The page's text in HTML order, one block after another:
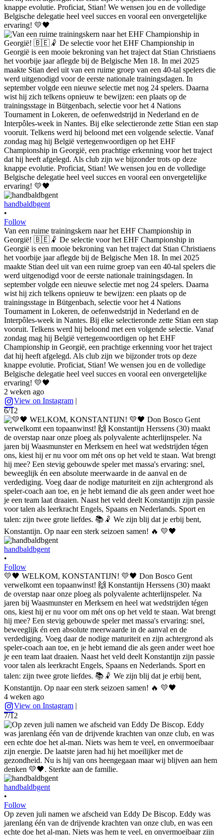
handbaldbgent
•
Follow
Van een ruime trainingskern naar het EHF Championship in
Georgië! 🇧🇪🤾 De selectie voor het EHF Championship in
Georgië is een mooie bekroning van het traject dat Stian Christiaens
het voorbije jaar aflegde bij de Belgische Men 18. In mei 2025
maakte Stian deel uit van een ruime groep van een 40-tal spelers die
werd uitgenodigd voor de eerste nationale trainingsdagen. In
september volgde een nieuwe selectie met nog 24 spelers. Daarna
wist hij zich telkens opnieuw te bewijzen: een plaats op de
trainingsstage in Bütgenbach, selectie voor het 4 Nations
Tournament in Lokeren, de oefenwedstrijd in Nederland en de
Interpôles-week in Nantes. Bij elke selectieronde zette Stian een stap
vooruit. Telkens werd hij beloond met een volgende selectie. Vanaf
zondag mag hij België vertegenwoordigen op het EHF
Championship in Georgië, een prachtige erkenning voor het traject
dat hij heeft afgelegd. Als club zijn we bijzonder trots op deze
knappe evolutie. Proficiat, Stian! We wensen jou en de volledige
Belgische delegatie heel veel succes en vooral een onvergetelijke
ervaring! 💛🖤
2 weken ago
View on Instagram |
6/12
handbaldbgent
•
Follow
💛🖤 WELKOM, KONSTANTIJN! 💛🖤 Don Bosco Gent
verwelkomt een topaanwinst! 🙌 Konstantijn Herssens (30) maakt
de overstap naar onze ploeg als polyvalente achterlijnspeler. Na
jaren bij Waasmunster en Merksem en heel wat wedstrijden tégen
ons, kiest hij er nu voor om mét ons op het veld te staan. Wat brengt
hij mee? Een stevig gebouwde speler met massa's ervaring: snel,
beweeglijk én een absolute meerwaarde in de aanval en de
verdediging. Voeg daar de nodige maturiteit en zijn achtergrond als
speler-coach aan toe, en je hebt iemand die als geen ander weet hoe
je een team laat draaien. Naast het veld deelt Konstantijn zijn passie
voor talen als leerkracht Engels, Spaans en Nederlands. Sport en
talen: zijn twee grote liefdes. 📚🤾 We zijn blij dat je erbij bent,
Konstantijn. Op naar een sterk seizoen samen! 🔥 💛🖤
4 weken ago
View on Instagram |
7/12
handbaldbgent
•
Follow
Op zeven juli namen we afscheid van Eddy De Biscop. Eddy was
jarenlang één van de drijvende krachten van onze club, en was een
echte doe het al-man. Niets was hem te veel, en onvermoeibaar zijn